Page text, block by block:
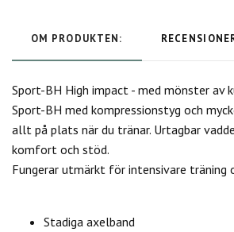
OM PRODUKTEN:
Sport-BH High impact - med mönster av
Sport-BH med kompressionstyg och
allt på plats när du tränar. Urtagbar
komfort och stöd.
Fungerar utmärkt för intensivare träning
Stadiga axelband